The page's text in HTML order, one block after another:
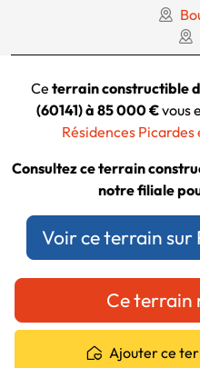
Ce terrain constructible
(60141) à 85 000 €vous
Résidences Picardes
Consultez ce terrain
notre filiale
Voir ce terrain sur
Ce terrain
Ajouter ce